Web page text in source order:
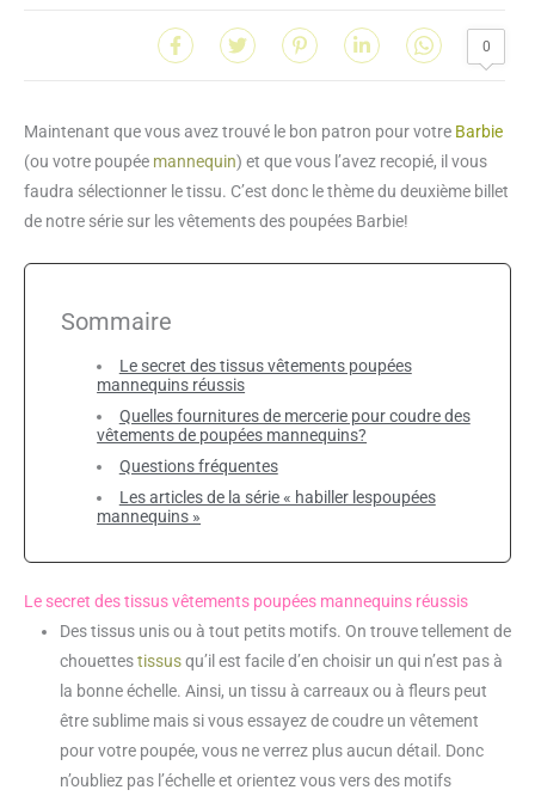
0
Maintenant que vous avez trouvé le bon patron pour votre Barbie
(ou votre poupée mannequin) et que vous l’avez recopié, il vous
faudra sélectionner le tissu. C’est donc le thème du deuxième billet
de notre série sur les vêtements des poupées Barbie!
Sommaire
Le secret des tissus vêtements poupées
mannequins réussis
Quelles fournitures de mercerie pour coudre des
vêtements de poupées mannequins?
Questions fréquentes
Les articles de la série « habiller lespoupées
mannequins »
Le secret des tissus vêtements poupées mannequins réussis
Des tissus unis ou à tout petits motifs. On trouve tellement de
chouettestissusqu’il est facile d’en choisir un qui n’est pas à
la bonne échelle. Ainsi, un tissu à carreaux ou à fleurs peut
être sublime mais si vous essayez de coudre un vêtement
pour votre poupée, vous ne verrez plus aucun détail. Donc
n’oubliez pas l’échelle et orientez vous vers des motifs